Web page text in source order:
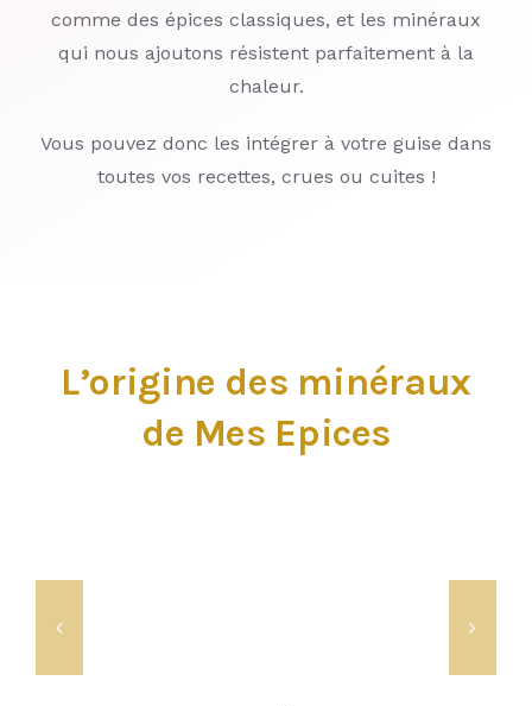
comme des épices classiques, et les minéraux
qui nous ajoutons résistent parfaitement à la
chaleur.
Vous pouvez donc les intégrer à votre guise dans
toutes vos recettes, crues ou cuites !
L’origine des minéraux
de Mes Epices